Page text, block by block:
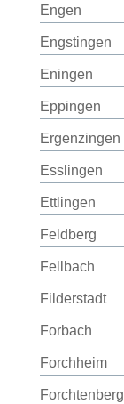
Engen
Engstingen
Eningen
Eppingen
Ergenzingen
Esslingen
Ettlingen
Feldberg
Fellbach
Filderstadt
Forbach
Forchheim
Forchtenberg